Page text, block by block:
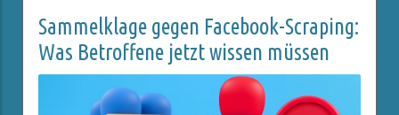
Sammelklage gegen Facebook-Scraping:
Was Betroffene jetzt wissen müssen